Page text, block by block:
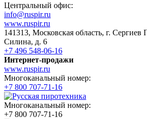
Центральный офис:
info@ruspir.ru
www.ruspir.ru
141313, Московская область, г. Сергиев
Силина, д. 6
+7 496 548-06-16
Интернет-продажи
www.ruspir.ru
Многоканальный номер:
+7 800 707-71-16
Многоканальный номер:
+7 800 707-71-16